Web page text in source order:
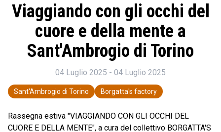
Viaggiando con gli occhi del
cuore e della mente a
Sant'Ambrogio di Torino
04 Luglio 2025 - 04 Luglio 2025
Sant'Ambrogio di Torino Borgatta's factory
Rassegna estiva "VIAGGIANDO CON GLI OCCHI DEL
CUORE E DELLA MENTE", a cura del collettivo BORGATTA'S